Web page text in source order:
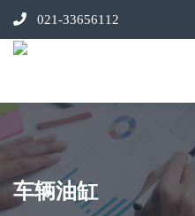
021-33656112
车辆油缸